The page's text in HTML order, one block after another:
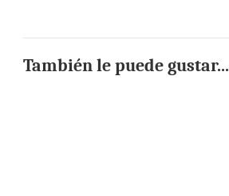
También le puede gustar...